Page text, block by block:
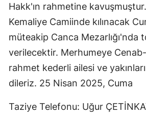
Hatay
Isparta
İzmir
Hakk'ın rahmetine
Kemaliye Camiinde kılınacak
müteakip Canca Mezarlığı'nda
verilecektir. Merhumeye
rahmet kederli ailesi ve
dileriz. 25 Nisan 2025, Cuma
Taziye Telefonu: Uğur